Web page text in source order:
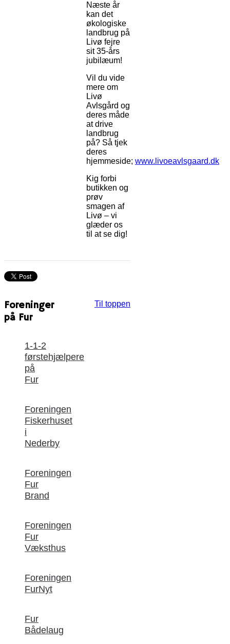
Næste år
kan det
økologiske
landbrug på
Livø fejre
sit 35-års
jubilæum!
Vil du vide
mere om
Livø
Avlsgård og
deres måde
at drive
landbrug
på? Så tjek
deres
hjemmeside; www.livoeavlsgaard.dk
Kig forbi
butikken og
prøv
smagen af
Livø – vi
glæder os
til at se dig!
Til toppen
Foreninger
på Fur
1-1-2
førstehjælpere
på
Fur
Foreningen
Fiskerhuset
i
Nederby
Foreningen
Fur
Brand
Foreningen
Fur
Væksthus
Foreningen
FurNyt
Fur
Bådelaug